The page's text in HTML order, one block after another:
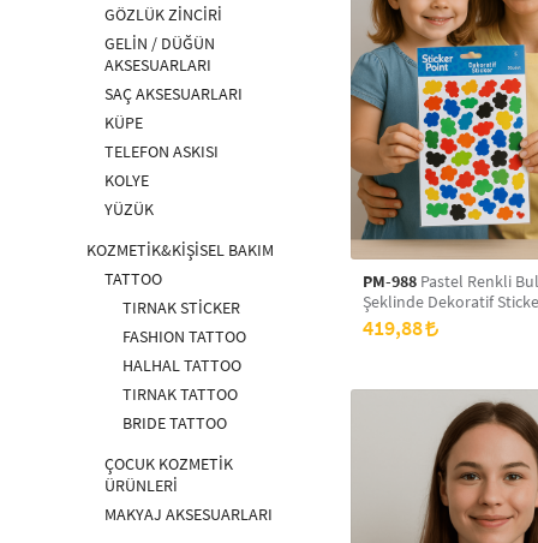
GÖZLÜK ZİNCİRİ
GELİN / DÜĞÜN
AKSESUARLARI
SAÇ AKSESUARLARI
KÜPE
TELEFON ASKISI
KOLYE
YÜZÜK
KOZMETİK&KİŞİSEL BAKIM
TATTOO
TIRNAK STİCKER
FASHION TATTOO
HALHAL TATTOO
TIRNAK TATTOO
BRIDE TATTOO
ÇOCUK KOZMETİK
ÜRÜNLERİ
MAKYAJ AKSESUARLARI
PM-988 Pastel Renkli
Şeklinde Dekoratif
Çocuk Odası, Defter,
Duvar Süsü İçin Sökülüp
419,88